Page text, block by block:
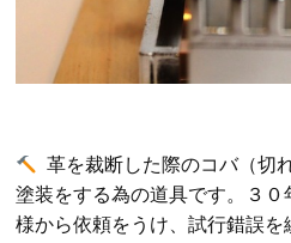
革を裁断した際のコバ（切
塗装をする為の道具です。
３
様から依頼をうけ、試行錯誤